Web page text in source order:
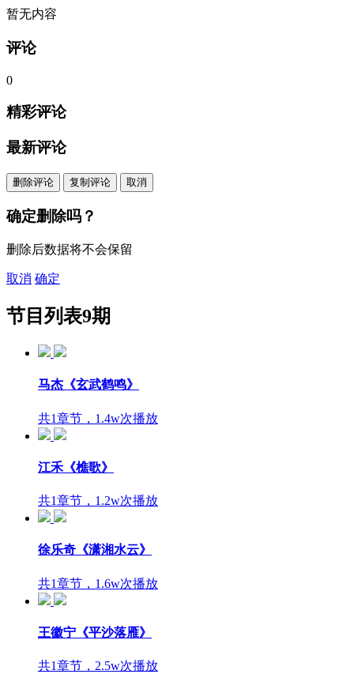
暂无内容
评论
0
精彩评论
最新评论
删除评论 复制评论 取消
确定删除吗？
删除后数据将不会保留
取消 确定
节目列表9期
马杰《玄武鹤鸣》
共1章节，1.4w次播放
江禾《樵歌》
共1章节，1.2w次播放
徐乐奇《潇湘水云》
共1章节，1.6w次播放
王徽宁《平沙落雁》
共1章节，2.5w次播放